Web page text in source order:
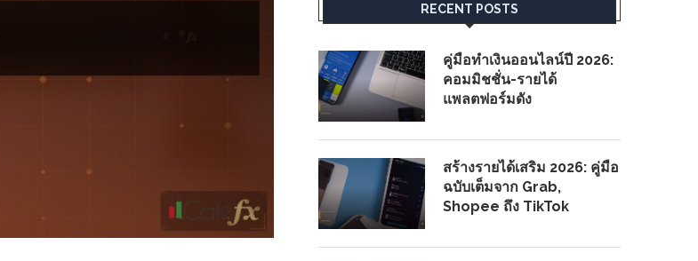
RECENT POSTS
คู่มือทำเงินออนไลน์ปี 2026:
คอมมิชชั่น-รายได้
แพลตฟอร์มดัง
สร้างรายได้เสริม 2026: คู่มือ
ฉบับเต็มจาก Grab,
Shopee ถึง TikTok